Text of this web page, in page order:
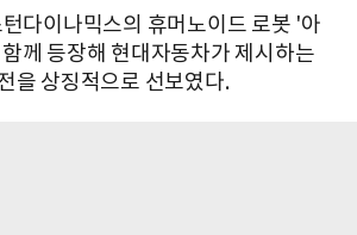
다이나믹스의 휴머노이드 로봇 '아
께 등장해 현대자동차가 제시하는
을 상징적으로 선보였다.